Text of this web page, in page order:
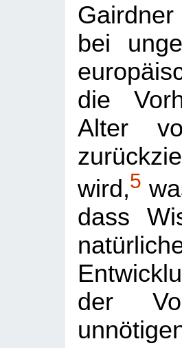
bei
die
Alter
wird,5
dass
der